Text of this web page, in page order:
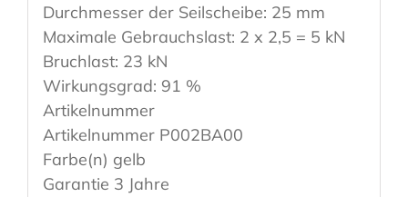
Durchmesser der Seilscheibe: 25 mm
Maximale Gebrauchslast: 2 x 2,5 = 5 kN
Bruchlast: 23 kN
Wirkungsgrad: 91 %
Artikelnummer
Artikelnummer P002BA00
Farbe(n) gelb
Garantie 3 Jahre